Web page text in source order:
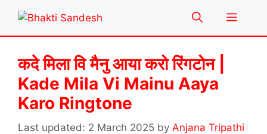
content
Menu
कदे मिला वि मैनु आया करो रिंगटोन |
Kade Mila Vi Mainu Aaya
Karo Ringtone
2 March 2025 by Anjana Tripathi